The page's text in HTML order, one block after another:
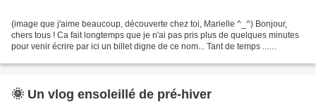
(image que j'aime beaucoup, découverte chez toi, Marielle ^_^) Bonjour,
chers tous ! Ca fait longtemps que je n'ai pas pris plus de quelques minutes
pour venir écrire par ici un billet digne de ce nom... Tant de temps ...
🌞 Un vlog ensoleillé de pré-hiver